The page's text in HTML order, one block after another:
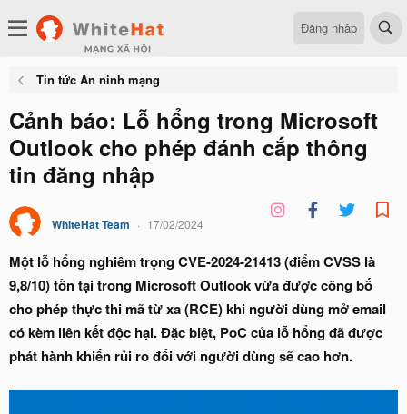
Đăng nhập
Tin tức An ninh mạng
Cảnh báo: Lỗ hổng trong Microsoft
Outlook cho phép đánh cắp thông
tin đăng nhập
WhiteHat Team 17/02/2024
Một lỗ hổng nghiêm trọng CVE-2024-21413 (điểm CVSS là
9,8/10) tồn tại trong Microsoft Outlook vừa được công bố
cho phép thực thi mã từ xa (RCE) khi người dùng mở email
có kèm liên kết độc hại. Đặc biệt, PoC của lỗ hổng đã được
phát hành khiến rủi ro đối với người dùng sẽ cao hơn.